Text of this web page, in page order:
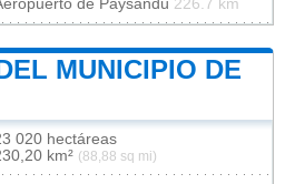
de Paysandú 226.7 km
MUNICIPIO DE
020 hectáreas
km² (88,88 sq mi)